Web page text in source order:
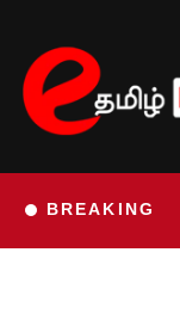
Skip
to
content
BREAKING